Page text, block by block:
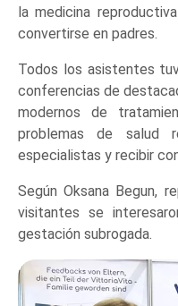
la medicina
convertirse en padres.
Todos los asistentes
conferencias de
modernos de
problemas de salud
especialistas y recibir
Según Oksana Begun,
visitantes se
gestación subrogada.